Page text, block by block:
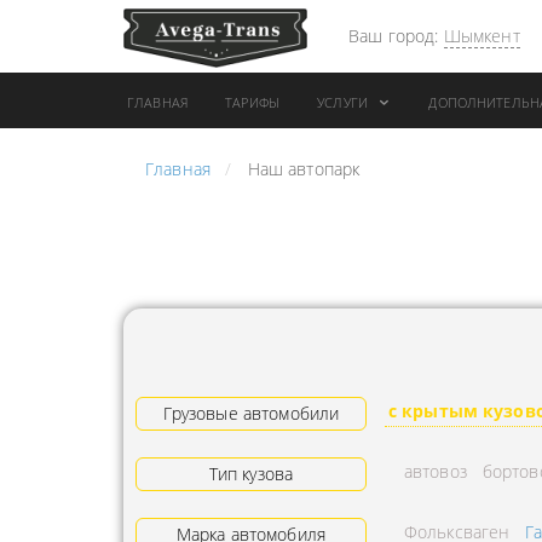
Ваш город: Шымкент
ГЛАВНАЯ ТАРИФЫ УСЛУГИ
АРЕНДА АВТОБУСА
ГРУЗОВАЯ ТЕХНИКА
ПЕРЕВОЗКА ТРУБ
АРЕНДА БУЛЬДОЗЕРА
Главная Наш автопарк
Грузовые автомобили с крытым
Тип кузова автовоз
Марка автомобиля Фольксваген